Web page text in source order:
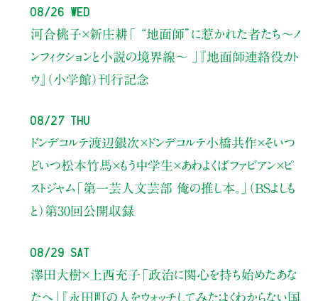
08/26 Wed
河合桃子×新庄耕「 “地面師”に惹かれた者たち〜ノ
ンフィクションと小説の境界線〜 」
『地面師連絡役カト
ウ』（小学館）刊行記念
08/27 Thu
ドンデコルテ渡辺銀次×ドンデコルテ小橋共作×そいつ
どいつ松本竹馬×もう中学生×あわよくばファビアン×ピ
ストジャム「第一芸人文芸部 俺の推し本。」（BSよしも
と） 第30回公開収録
08/29 Sat
澤田大樹×上西充子 「政治に関心を持ち始めたあな
たへ」
『永田町の人をウォッチしてみた：よくわからない国